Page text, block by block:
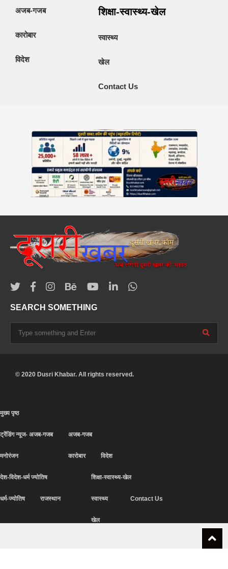
अजब-गजब
कारोबार
विदेश
शिक्षा-स्वास्थ्य-खेल
स्वास्थ्य
खेल
Contact Us
SEARCH SOMETHING
© 2020 Dusri Khabar. All rights reserved.
मुख्य पृष्ठ
ट्रेंडिंग न्यूज- अजब-गजब
मनोरंजन
अजब-गजब
कारोबार विदेश
देश-विदेश-धर्म ज्योतिष
धर्म-ज्योतिष राजस्थान
शिक्षा-स्वास्थ्य-खेल
स्वास्थ्य
खेल
Contact Us